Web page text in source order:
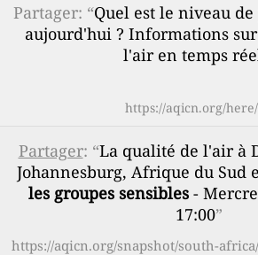
Partager: “Quel est le niveau
aujourd'hui ? Informations
l'air en temps
https://aqicn.org/
Partager: “La qualité de l'air à
Johannesburg, Afrique du Sud
les groupes sensibles-
17:00”
https://aqicn.org/snapshot/south-